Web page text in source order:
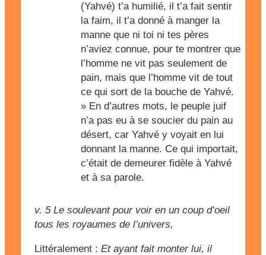
(Yahvé) t’a humilié, il t’a fait sentir
la faim, il t’a donné à manger la
manne que ni toi ni tes pères
n’aviez connue, pour te montrer que
l’homme ne vit pas seulement de
pain, mais que l’homme vit de tout
ce qui sort de la bouche de Yahvé.
» En d’autres mots, le peuple juif
n’a pas eu à se soucier du pain au
désert, car Yahvé y voyait en lui
donnant la manne. Ce qui importait,
c’était de demeurer fidèle à Yahvé
et à sa parole.
v. 5Le soulevant pour voir en un coup d’oeil
tous les royaumes de l’univers,
Littéralement : Et ayant fait monter lui, il